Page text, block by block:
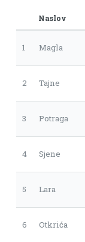
Naslov
1 Magla
2 Tajne
3 Potraga
4 Sjene
5 Lara
6 Otkrića